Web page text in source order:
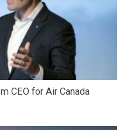
CEO for Air Canada